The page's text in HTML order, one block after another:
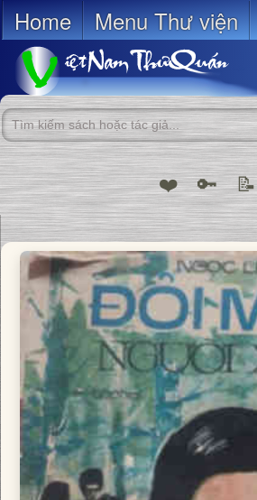
Home Menu Thư viện
❤️ 🔑 📝